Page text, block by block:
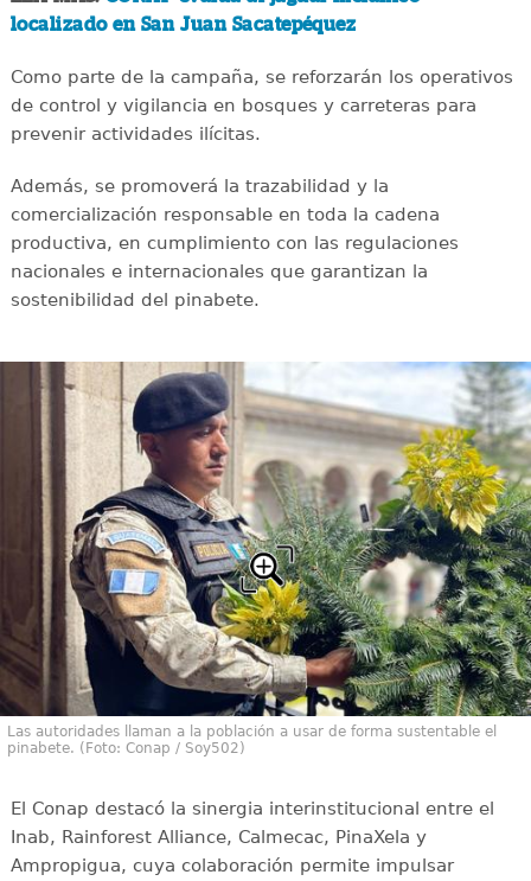
localizado en San Juan Sacatepéquez
Como parte de la campaña, se reforzarán los operativos
de control y vigilancia en bosques y carreteras para
prevenir actividades ilícitas.
Además, se promoverá la trazabilidad y la
comercialización responsable en toda la cadena
productiva, en cumplimiento con las regulaciones
nacionales e internacionales que garantizan la
sostenibilidad del pinabete.
Las autoridades llaman a la población a usar de forma sustentable el
pinabete. (Foto: Conap / Soy502)
El Conap destacó la sinergia interinstitucional entre el
Inab, Rainforest Alliance, Calmecac, PinaXela y
Ampropigua, cuya colaboración permite impulsar